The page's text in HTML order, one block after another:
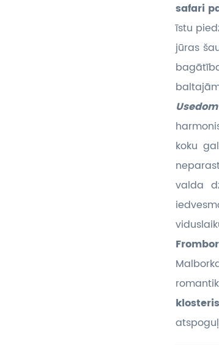
safari
īstu
jūras
Usedom
koku
valda
klosteris